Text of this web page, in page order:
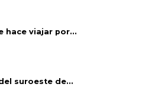
hace viajar por...
suroeste de...